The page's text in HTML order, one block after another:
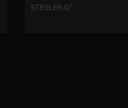
STEULER-Q7